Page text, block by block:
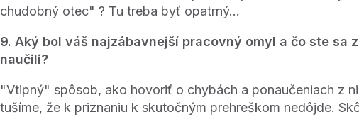
chudobný otec" ? Tu treba byť opatrný...
9. Aký bol váš najzábavnejší pracovný omyl a čo ste sa
naučili?
"Vtipný" spôsob, ako hovoriť o chybách a ponaučeniach z
tušíme, že k priznaniu k skutočným prehreškom nedôjde.